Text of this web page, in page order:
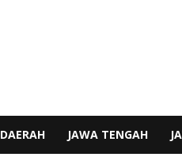
DAERAH JAWA TENGAH